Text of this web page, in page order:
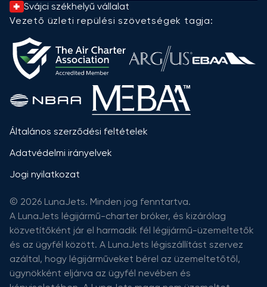
Svájci székhelyű vállalat
Vezető üzleti repülési szövetségek tagja:
Általános szerződési feltételek
Adatvédelmi irányelvek
Jogi nyilatkozat
© 2026 LunaJets. Minden jog fenntartva.
A LunaJets légijármű-charter bróker, és kizárólag
közvetítőként jár el harmadik fél légijármű-üzemeltetők
és az ügyfél között. A LunaJets légiszállítást szervez
azáltal, hogy légijárműveket bérel az üzemeltetőtől,
ügynökként eljárva az ügyfél nevében és